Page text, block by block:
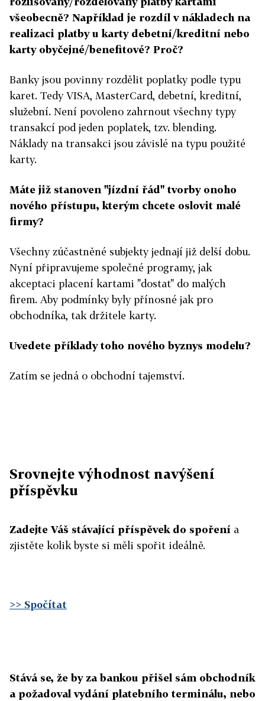
všeobecně? Například je rozdíl v nákladech na
realizaci platby u karty debetní/kreditní nebo
karty obyčejné/benefitové? Proč?
Banky jsou povinny rozdělit poplatky podle typu
karet. Tedy VISA, MasterCard, debetní, kreditní,
služební. Není povoleno zahrnout všechny typy
transakcí pod jeden poplatek, tzv. blending.
Náklady na transakci jsou závislé na typu použité
karty.
Máte již stanoven "jízdní řád" tvorby onoho
nového přístupu, kterým chcete oslovit malé
firmy?
Všechny zúčastněné subjekty jednají již delší dobu.
Nyní připravujeme společné programy, jak
akceptaci placení kartami "dostat" do malých
firem. Aby podmínky byly přínosné jak pro
obchodníka, tak držitele karty.
Uvedete příklady toho nového byznys modelu?
Zatím se jedná o obchodní tajemství.
Srovnejte výhodnost navýšení
příspěvku
Zadejte Váš stávající příspěvek do spoření a
zjistěte kolik byste si měli spořit ideálně.
>> Spočítat
Stává se, že by za bankou přišel sám obchodník
a požadoval vydání platebního terminálu, nebo